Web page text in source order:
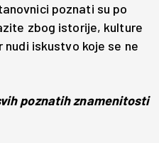
poznati su po
zbog istorije, kulture
nudi iskustvo koje se ne
poznatih znamenitosti